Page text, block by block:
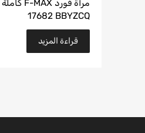
17682 BBYZCQ
قراءة المزيد